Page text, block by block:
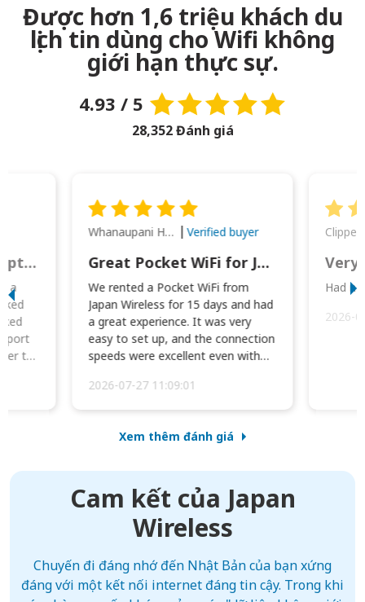
Được hơn 1,6 triệu khách du
lịch tin dùng cho Wifi không
giới hạn thực sự.
4.93 / 5
28,352 Đánh giá
This was wonderful option to a family of four. Everything worked smoothly.
a
to
Whanaupani Henry Joseph Macown Verified buyer
Great Pocket WiFi for Japan Travel
We rented a Pocket WiFi from
Japan Wireless for 15 days and had
a great experience. It was very
easy to set up, and the connection
speeds were excellent even with
2026-07-27 11:09:01
Very
Had
2026-
Xem thêm đánh giá
Cam kết của Japan
Wireless
Chuyến đi đáng nhớ đến Nhật Bản của bạn xứng
đáng với một kết nối internet đáng tin cậy. Trong khi